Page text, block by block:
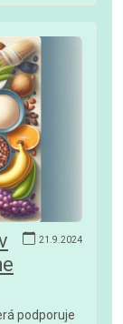
21.9.2024
podporuje